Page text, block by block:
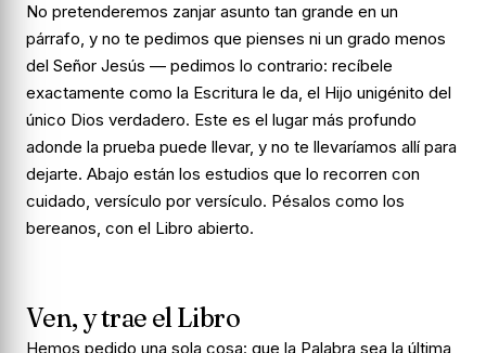
No pretenderemos zanjar asunto tan grande en un
párrafo, y no te pedimos que pienses ni un grado menos
del Señor Jesús — pedimos lo contrario: recíbele
exactamente como la Escritura le da, el Hijo unigénito del
único Dios verdadero. Este es el lugar más profundo
adonde la prueba puede llevar, y no te llevaríamos allí para
dejarte. Abajo están los estudios que lo recorren con
cuidado, versículo por versículo. Pésalos como los
bereanos, con el Libro abierto.
Ven, y trae el Libro
Hemos pedido una sola cosa: que la Palabra sea la última